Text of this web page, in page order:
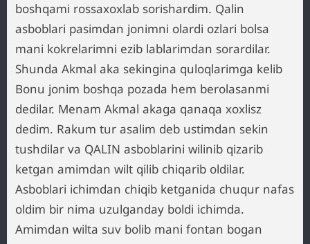
boshqami rossaxoxlab sorishardim. Qalin
asboblari pasimdan jonimni olardi ozlari bolsa
mani kokrelarimni ezib lablarimdan sorardilar.
Shunda Akmal aka sekingina quloqlarimga kelib
Bonu jonim boshqa pozada hem berolasanmi
dedilar. Menam Akmal akaga qanaqa xoxlisz
dedim. Rakum tur asalim deb ustimdan sekin
tushdilar va QALIN asboblarini wilinib qizarib
ketgan amimdan wilt qilib chiqarib oldilar.
Asboblari ichimdan chiqib ketganida chuqur nafas
oldim bir nima uzulganday boldi ichimda.
Amimdan wilta suv bolib mani fontan bogan